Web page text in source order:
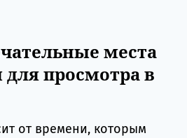
места
просмотра в
от времени, которым